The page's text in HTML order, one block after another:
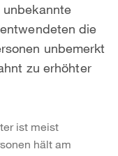
unbekannte
die
unbemerkt
zu erhöhter
ist meist
hält am